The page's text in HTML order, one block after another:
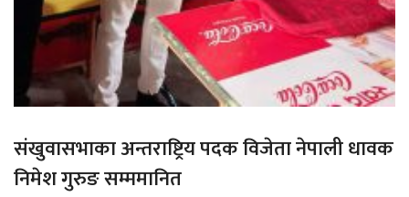
संखुवासभाका अन्तराष्ट्रिय पदक विजेता नेपाली धावक
निमेश गुरुङ सम्ममानित